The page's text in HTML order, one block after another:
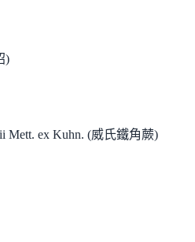
)
Mett. ex Kuhn. (威氏鐵角蕨)